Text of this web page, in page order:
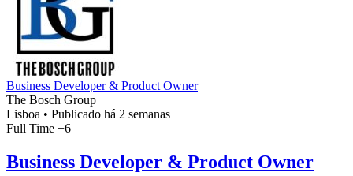
Business Developer & Product Owner
The Bosch Group
Lisboa • Publicado há 2 semanas
Full Time +6
Business Developer & Product Owner